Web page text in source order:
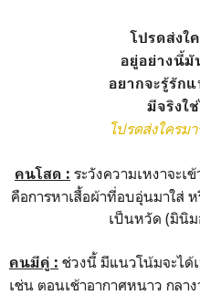
โปรดส่งใ
อยู่อย่างนี้มั
อยากจะรู้รัก
มีจริงใ
โปรดส่งใครม
คนโสด : ระวังความเหงาจะ
คือการหาเสื้อผ้าที่อบอุ่นมาใส่
เป็นหวัด (มินิม
คนมีคู่ : ช่วงนี้ มีแนวโน้มจะได้
เช่น ตอนเช้าอากาศหนาว กล